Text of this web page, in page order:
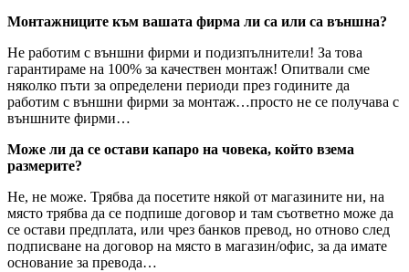
Монтажниците към вашата фирма ли са или са външна?
Не работим с външни фирми и подизпълнители! За това
гарантираме на 100% за качествен монтаж! Опитвали сме
няколко пъти за определени периоди през годините да
работим с външни фирми за монтаж…просто не се получава с
външните фирми…
Може ли да се остави капаро на човека, който взема
размерите?
Не, не може. Трябва да посетите някой от магазините ни, на
място трябва да се подпише договор и там съответно може да
се остави предплата, или чрез банков превод, но отново след
подписване на договор на място в магазин/офис, за да имате
основание за превода…